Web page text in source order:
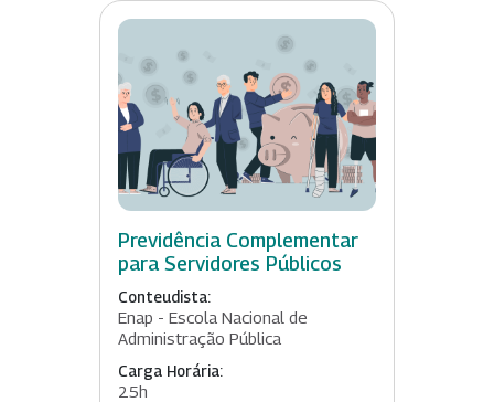
Previdência Complementar
para Servidores Públicos
Conteudista:
Enap - Escola Nacional de
Administração Pública
Carga Horária:
25h